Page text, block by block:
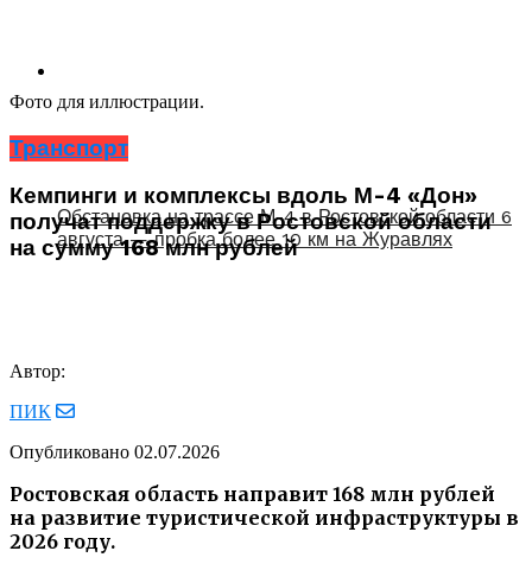
Обстановка на трассе М-4 в Ростовской области 6
августа — пробка более 10 км на Журавлях
Фото для иллюстрации.
Транспорт
Кемпинги и комплексы вдоль М-4 «Дон»
получат поддержку в Ростовской области
на сумму 168 млн рублей
Автор:
ПИК
Опубликовано 02.07.2026
Ростовская область направит 168 млн рублей
на развитие туристической инфраструктуры в
2026 году.